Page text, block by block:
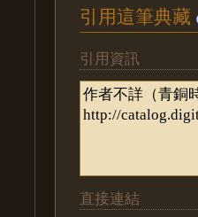
引用這筆典藏
引用資訊
直接連結